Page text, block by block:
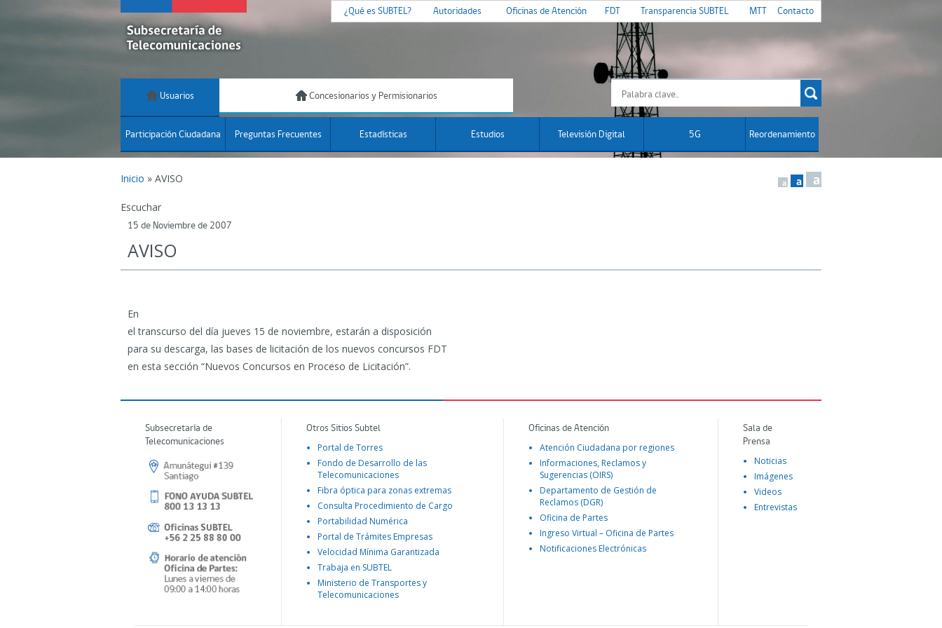
¿Qué es SUBTEL? Autoridades Oficinas de Atención FDT Transparencia SUBTEL MTT Contacto
Usuarios Concesionarios y Permisionarios
Participación Ciudadana Preguntas Frecuentes Estadísticas Estudios Televisión Digital 5G Reordenamiento
Inicio » AVISO a a a
Escuchar
15 de Noviembre de 2007
AVISO
En
el transcurso del día jueves 15 de noviembre, estarán a disposición
para su descarga, las bases de licitación de los nuevos concursos FDT
en esta sección “Nuevos Concursos en Proceso de Licitación”.
Subsecretaría de
Telecomunicaciones
Otros Sitios Subtel
Portal de Torres
Fondo de Desarrollo de las
Telecomunicaciones
Fibra óptica para zonas extremas
Consulta Procedimiento de Cargo
Portabilidad Numérica
Portal de Trámites Empresas
Velocidad Mínima Garantizada
Trabaja en SUBTEL
Ministerio de Transportes y
Telecomunicaciones
Oficinas de Atención
Atención Ciudadana por regiones
Informaciones, Reclamos y
Sugerencias (OIRS)
Departamento de Gestión de
Reclamos (DGR)
Oficina de Partes
Ingreso Virtual – Oficina de Partes
Notificaciones Electrónicas
Sala de
Prensa
Noticias
Imágenes
Videos
Entrevistas